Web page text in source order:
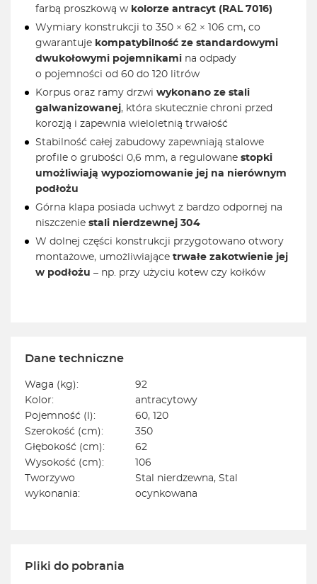
farbą proszkową w kolorze antracyt (RAL 7016)
Wymiary konstrukcji to 350 × 62 × 106 cm, co
gwarantuje kompatybilność ze standardowymi
dwukołowymi pojemnikami na odpady
o pojemności od 60 do 120 litrów
Korpus oraz ramy drzwi wykonano ze stali
galwanizowanej, która skutecznie chroni przed
korozją i zapewnia wieloletnią trwałość
Stabilność całej zabudowy zapewniają stalowe
profile o grubości 0,6 mm, a regulowane stopki
umożliwiają wypoziomowanie jej na nierównym
podłożu
Górna klapa posiada uchwyt z bardzo odpornej na
niszczenie stali nierdzewnej 304
W dolnej części konstrukcji przygotowano otwory
montażowe, umożliwiające trwałe zakotwienie jej
w podłożu – np. przy użyciu kotew czy kołków
Dane techniczne
Waga (kg):
92
Kolor:
antracytowy
Pojemność (l):
60, 120
Szerokość (cm):
350
Głębokość (cm):
62
Wysokość (cm):
106
Tworzywo
wykonania:
Stal nierdzewna, Stal
ocynkowana
Pliki do pobrania